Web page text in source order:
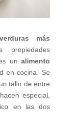
más
es unalimento
en cocina. Se
tallo de entre
especial,
en las dos